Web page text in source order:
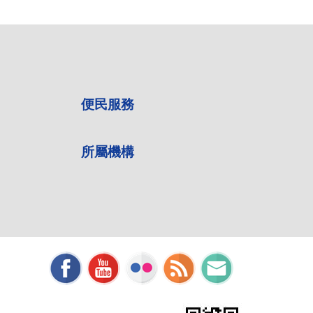
便民服務
所屬機構